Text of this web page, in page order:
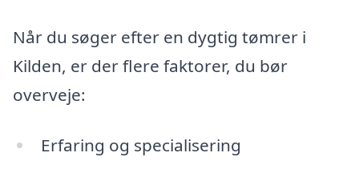
Når du søger efter en dygtig tømrer i
Kilden, er der flere faktorer, du bør
overveje:
Erfaring og specialisering